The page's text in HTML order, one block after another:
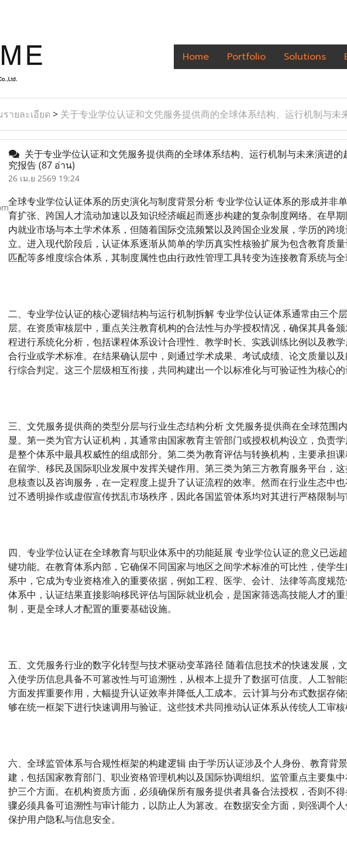
Home Portfolio Solutions
ายละเอียด > 关于专业学位认证和文凭服务提供商的全球体系结构、运行机制与未
关于专业学位认证和文凭服务提供商的全球体系结构、运行机制与未来演进的
究报告(87 อ่าน)
26 เม.ย 2569 19:24
全球专业学位认证体系的历史演化与制度背景分析 专业学位认证体系的形成并非
育扩张、跨国人才流动加速以及知识经济崛起而逐步构建的复杂制度网络。在早
内就业市场与本土学术体系，但随着国际交流频繁以及跨国企业发展，学历的跨
立。进入现代阶段后，认证体系逐渐从简单的学历真实性核验扩展为包含教育质
匹配等多维度综合体系，其制度属性也由行政性管理工具转变为连接教育系统与全
二、专业学位认证的核心逻辑结构与运行机制拆解 专业学位认证体系通常由三个
层。在资质审核层中，重点关注教育机构的合法性与办学授权情况，确保其具备
程进行系统化分析，包括课程体系设计合理性、教学时长、实践训练比例以及教
合行业或学术标准。在结果确认层中，则通过学术成果、考试成绩、论文质量以
行综合判定。这三个层级相互衔接，共同构建出一个以标准化与可验证性为核心的
三、文凭服务提供商的类型分层与行业生态结构分析 文凭服务提供商在全球范围
显。第一类为官方认证机构，其通常由国家教育主管部门或授权机构设立，负责
是整个体系中最具权威性的组成部分。第二类为教育评估与转换机构，主要承担
在留学、移民及国际职业发展中发挥关键作用。第三类为第三方教育服务平台，
息核查以及咨询服务，在一定程度上提升了认证流程的效率。然而在行业生态中
过不透明操作或虚假宣传扰乱市场秩序，因此各国监管体系均对其进行严格限制与
四、专业学位认证在全球教育与职业体系中的功能延展 专业学位认证的意义已远
键功能。在教育体系内部，它确保不同国家与地区之间学术标准的可比性，使学
系中，它成为专业资格准入的重要依据，例如工程、医学、会计、法律等高度规
体系中，认证结果直接影响移民评估与国际就业机会，是国家筛选高技能人才的
制，更是全球人才配置的重要基础设施。
五、文凭服务行业的数字化转型与技术驱动变革路径 随着信息技术的快速发展，
入使学历信息具备不可篡改性与可追溯性，从根本上提升了数据可信度。人工智
方面发挥重要作用，大幅提升认证效率并降低人工成本。云计算与分布式数据存
够在统一框架下进行快速调用与验证。这些技术共同推动认证体系从传统人工审
六、全球监管体系与合规性框架的构建逻辑 由于学历认证涉及个人身份、教育背
建，包括国家教育部门、职业资格管理机构以及国际协调组织。监管重点主要集
护三个方面。在机构资质方面，必须确保所有服务提供者具备合法授权，否则不
骤必须具备可追溯性与审计能力，以防止人为篡改。在数据安全方面，则强调个
保护用户隐私与信息安全。